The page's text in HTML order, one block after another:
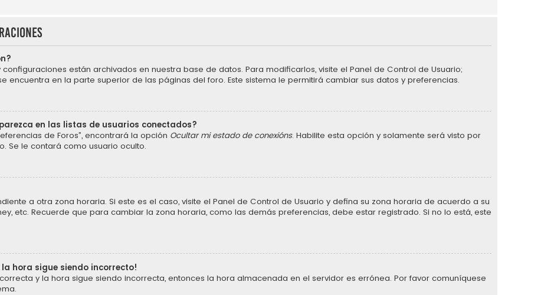
están archivados en nuestra base de datos. Para modificarlos, visite el Panel de Control de Usuario;
encuentra en la parte superior de las páginas del foro. Este sistema le permitirá cambiar sus datos y preferencias.
en las listas de usuarios conectados?
de Foros”, encontrará la opción Ocultar mi estado de conexións. Habilite esta opción y solamente será visto por
Se le contará como usuario oculto.
a otra zona horaria. Si este es el caso, visite el Panel de Control de Usuario y defina su zona horaria de acuerdo a su
etc. Recuerde que para cambiar la zona horaria, como las demás preferencias, debe estar registrado. Si no lo está, este
hora sigue siendo incorrecto!
y la hora sigue siendo incorrecta, entonces la hora almacenada en el servidor es errónea. Por favor comuníquese